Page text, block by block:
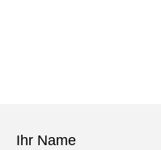
Ihr Name